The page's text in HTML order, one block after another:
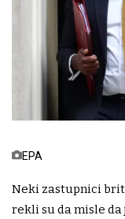
EPA
Neki zastupnici
rekli su da misle